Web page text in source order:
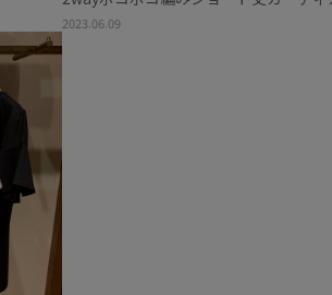
2023.06.09